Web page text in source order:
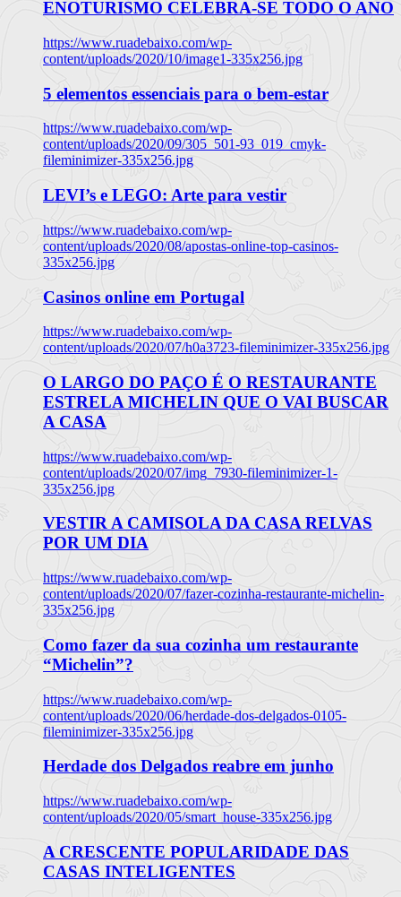
ENOTURISMO CELEBRA-SE TODO O ANO
https://www.ruadebaixo.com/wp-
content/uploads/2020/10/image1-335x256.jpg
5 elementos essenciais para o bem-estar
https://www.ruadebaixo.com/wp-
content/uploads/2020/09/305_501-93_019_cmyk-
fileminimizer-335x256.jpg
LEVI’s e LEGO: Arte para vestir
https://www.ruadebaixo.com/wp-
content/uploads/2020/08/apostas-online-top-casinos-
335x256.jpg
Casinos online em Portugal
https://www.ruadebaixo.com/wp-
content/uploads/2020/07/h0a3723-fileminimizer-335x256.jpg
O LARGO DO PAÇO É O RESTAURANTE
ESTRELA MICHELIN QUE O VAI BUSCAR
A CASA
https://www.ruadebaixo.com/wp-
content/uploads/2020/07/img_7930-fileminimizer-1-
335x256.jpg
VESTIR A CAMISOLA DA CASA RELVAS
POR UM DIA
https://www.ruadebaixo.com/wp-
content/uploads/2020/07/fazer-cozinha-restaurante-michelin-
335x256.jpg
Como fazer da sua cozinha um restaurante
“Michelin”?
https://www.ruadebaixo.com/wp-
content/uploads/2020/06/herdade-dos-delgados-0105-
fileminimizer-335x256.jpg
Herdade dos Delgados reabre em junho
https://www.ruadebaixo.com/wp-
content/uploads/2020/05/smart_house-335x256.jpg
A CRESCENTE POPULARIDADE DAS
CASAS INTELIGENTES